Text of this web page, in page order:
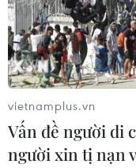
vietnamplus.vn
Vấn đề người di
người xin tị nạn